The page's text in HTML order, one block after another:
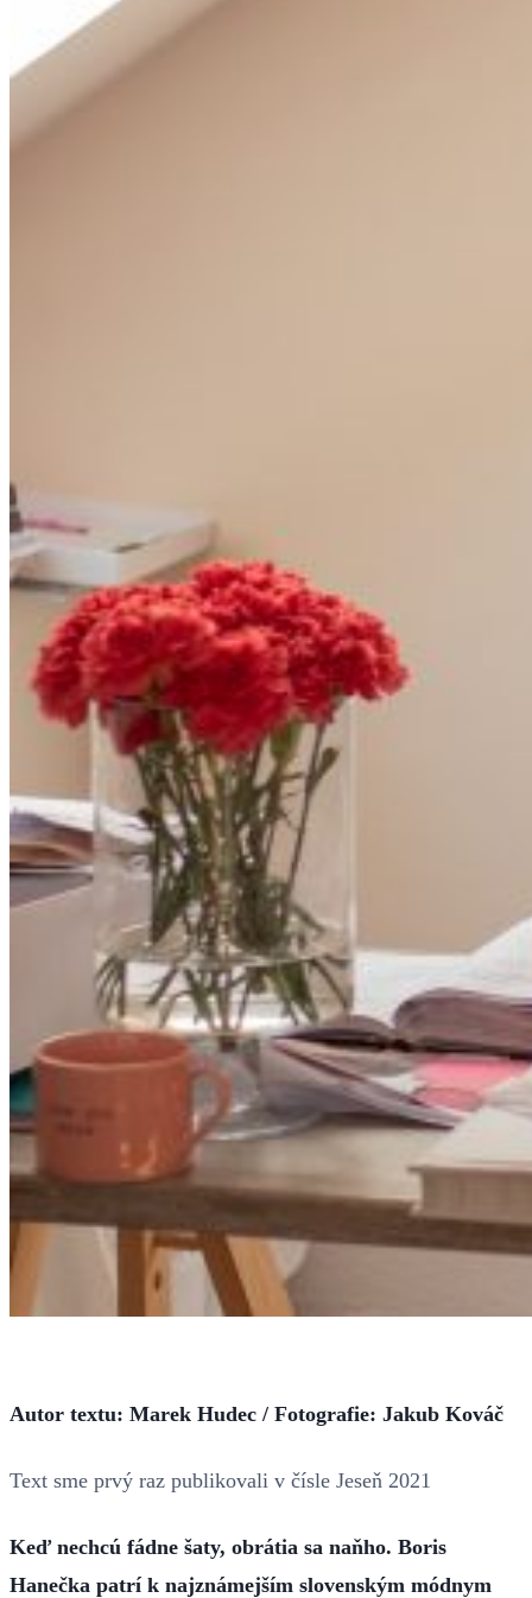
Autor textu: Marek Hudec / Fotografie: Jakub Kováč
Text sme prvý raz publikovali v čísle Jeseň 2021
Keď nechcú fádne šaty, obrátia sa naňho. Boris
Hanečka patrí k najznámejším slovenským módnym